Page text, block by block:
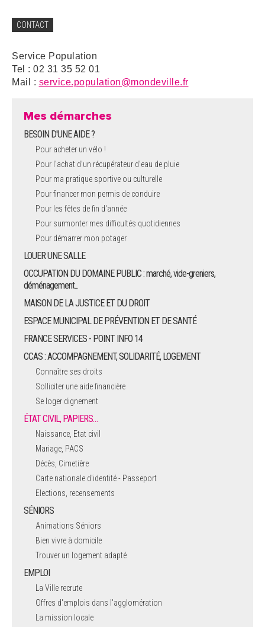
CONTACT
Service Population
Tel : 02 31 35 52 01
Mail : service.population@mondeville.fr
Mes démarches
BESOIN D'UNE AIDE ?
Pour acheter un vélo !
Pour l'achat d’un récupérateur d’eau de pluie
Pour ma pratique sportive ou culturelle
Pour financer mon permis de conduire
Pour les fêtes de fin d'année
Pour surmonter mes difficultés quotidiennes
Pour démarrer mon potager
LOUER UNE SALLE
OCCUPATION DU DOMAINE PUBLIC : marché, vide-greniers,
déménagement...
MAISON DE LA JUSTICE ET DU DROIT
ESPACE MUNICIPAL DE PRÉVENTION ET DE SANTÉ
FRANCE SERVICES - POINT INFO 14
CCAS : ACCOMPAGNEMENT, SOLIDARITÉ, LOGEMENT
Connaître ses droits
Solliciter une aide financière
Se loger dignement
ÉTAT CIVIL, PAPIERS…
Naissance, Etat civil
Mariage, PACS
Décès, Cimetière
Carte nationale d'identité - Passeport
Elections, recensements
SÉNIORS
Animations Séniors
Bien vivre à domicile
Trouver un logement adapté
EMPLOI
La Ville recrute
Offres d'emplois dans l'agglomération
La mission locale